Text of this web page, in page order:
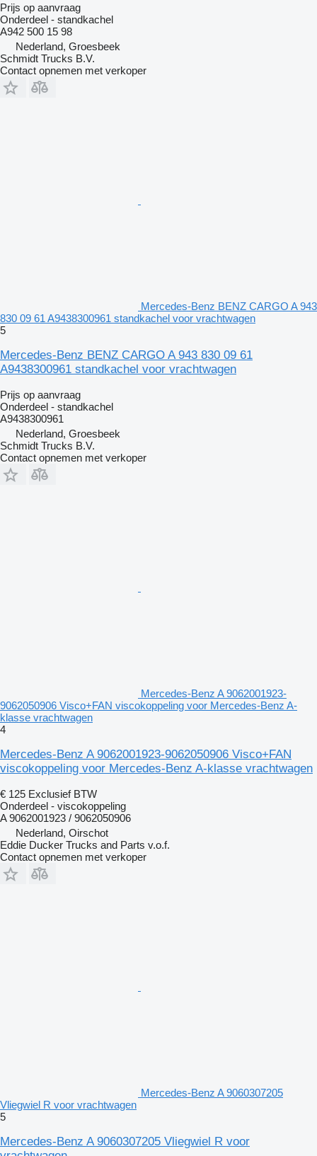
Prijs op aanvraag
Onderdeel - standkachel
A942 500 15 98
Nederland, Groesbeek
Schmidt Trucks B.V.
Contact opnemen met verkoper
Mercedes-Benz BENZ CARGO A 943
830 09 61 A9438300961 standkachel voor vrachtwagen
5
Mercedes-Benz BENZ CARGO A 943 830 09 61
A9438300961 standkachel voor vrachtwagen
Prijs op aanvraag
Onderdeel - standkachel
A9438300961
Nederland, Groesbeek
Schmidt Trucks B.V.
Contact opnemen met verkoper
Mercedes-Benz A 9062001923-
9062050906 Visco+FAN viscokoppeling voor Mercedes-Benz A-
klasse vrachtwagen
4
Mercedes-Benz A 9062001923-9062050906 Visco+FAN
viscokoppeling voor Mercedes-Benz A-klasse vrachtwagen
€ 125 Exclusief BTW
Onderdeel - viscokoppeling
A 9062001923 / 9062050906
Nederland, Oirschot
Eddie Ducker Trucks and Parts v.o.f.
Contact opnemen met verkoper
Mercedes-Benz A 9060307205
Vliegwiel R voor vrachtwagen
5
Mercedes-Benz A 9060307205 Vliegwiel R voor